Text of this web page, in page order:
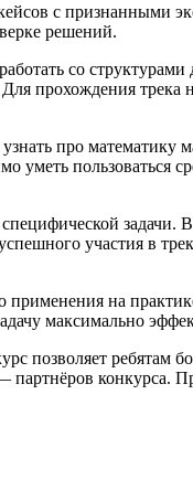
с признанными
решений.
со
прохождения трека
про математику
уметь пользоваться
задачи. В
участия в
применения на
максимально
позволяет ребятам
партнёров конкурса.